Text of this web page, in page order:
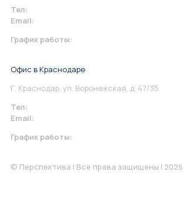
Тел:
Email:
График работы:
Офис в Краснодаре
Г. Краснодар, ул. Воронежская, д. 47/35
Тел:
Email:
График работы:
© Перспектива | Все права защищены | 2026